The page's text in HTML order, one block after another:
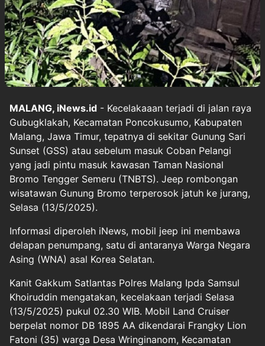
MALANG, iNews.id - Kecelakaaan terjadi di jalan raya
Gubugklakah, Kecamatan Poncokusumo, Kabupaten
Malang, Jawa Timur, tepatnya di sekitar Gunung Sari
Sunset (GSS) atau sebelum masuk Coban Pelangi
yang jadi pintu masuk kawasan Taman Nasional
Bromo Tengger Semeru (TNBTS). Jeep rombongan
wisatawan Gunung Bromo terperosok jatuh ke jurang,
Selasa (13/5/2025).
Informasi diperoleh iNews, mobil jeep ini membawa
delapan penumpang, satu di antaranya Warga Negara
Asing (WNA) asal Korea Selatan.
Kanit Gakkum Satlantas Polres Malang Ipda Samsul
Khoiruddin mengatakan, kecelakaan terjadi Selasa
(13/5/2025) pukul 02.30 WIB. Mobil Land Cruiser
berpelat nomor DB 1895 AA dikendarai Frangky Lion
Fatoni (35) warga Desa Wringinanom, Kecamatan